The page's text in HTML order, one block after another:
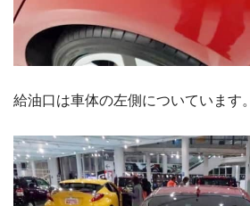
給油口は車体の左側についています。